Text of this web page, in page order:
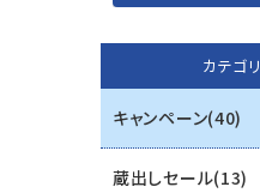
エステ用品
カテゴリ
キャンペーン(40)
蔵出しセール(13)